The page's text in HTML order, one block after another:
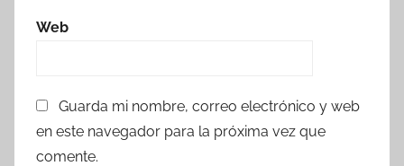
Web
Guarda mi nombre, correo electrónico y web
en este navegador para la próxima vez que
comente.